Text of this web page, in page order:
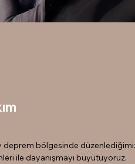
deprem bölgesinde
ile dayanışmayı büyütüyoruz.